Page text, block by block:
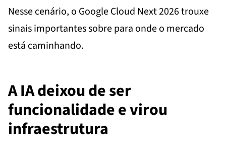
Nesse cenário, o Google Cloud Next 2026 trouxe
sinais importantes sobre para onde o mercado
está caminhando.
A IA deixou de ser
funcionalidade e virou
infraestrutura